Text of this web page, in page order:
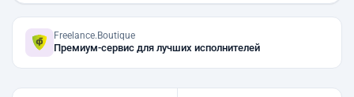
Freelance.Boutique
Премиум-сервис для лучших исполнителей